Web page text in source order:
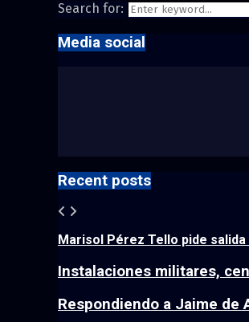
Search for:
Media social
Recent posts
Marisol Pérez Tello pide
Instalaciones militares,
Respondiendo a Jaime de